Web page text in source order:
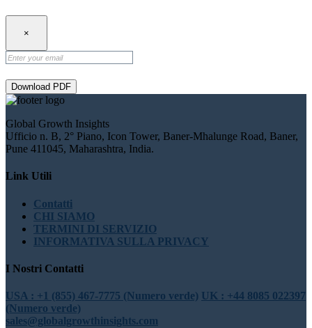
×
Download PDF
Global Growth Insights
Ufficio n. B, 2° Piano, Icon Tower, Baner-Mhalunge Road, Baner,
Pune 411045, Maharashtra, India.
Link Utili
Contatti
CHI SIAMO
TERMINI DI SERVIZIO
INFORMATIVA SULLA PRIVACY
I Nostri Contatti
USA : +1 (855) 467-7775 (Numero verde) UK : +44 8085 022397
(Numero verde)
sales@globalgrowthinsights.com